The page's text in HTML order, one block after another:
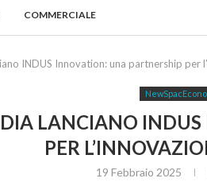
COMMERCIALE
INDUS Innovation: una partnership per
LANCIANO
PER
19 Febbraio 2025